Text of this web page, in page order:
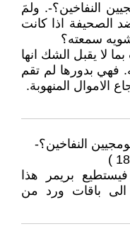
النفاخين؟-. ولمَ
الصحيفة اذا كانت
سمعته؟
لا يقبل الشك انها
فهي بدورها لم تقم
الاموال المنهوبة.
بريمر هذا
باقات ورد من